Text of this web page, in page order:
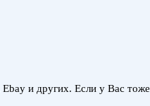
и других. Если у Вас